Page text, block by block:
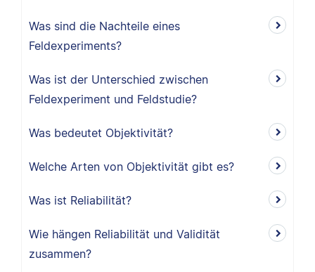
Was sind die Nachteile eines
Feldexperiments?
Was ist der Unterschied zwischen
Feldexperiment und Feldstudie?
Was bedeutet Objektivität?
Welche Arten von Objektivität gibt es?
Was ist Reliabilität?
Wie hängen Reliabilität und Validität
zusammen?